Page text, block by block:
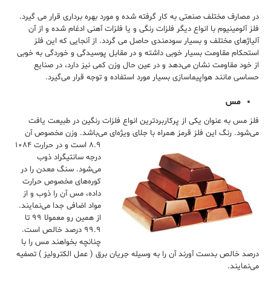
در مصارف مختلف صنعتی به کار گرفته شده و مورد بهره برداری قرار می گیرد.
فلز آلومینیوم با انواع دیگر فلزات رنگی و یا فلزات آهنی ادغام شده و از آن
آلیاژهای مختلف و بسیار سودمندی حاصل می گردد. از آنجایی که این فلز
استحکام مقاومت بسیار خوبی داشته و در مقابل پوسیدگی و خوردگی به خوبی
از خود مقاومت نشان می‌دهد و در عین حال وزن کمی نیز دارد، در صنایع
حساسی مانند هواپیماسازی بسیار مورد استفاده و توجه قرار می‌‌گیرد.
مس
فلز مس به عنوان یکی از پرکاربردترین انواع فلزات رنگین در طبیعت یافت
می‌شود. رنگ این فلز قرمز همراه با جلای ویژه‌ای می‌باشد. وزن مخصوص آن
۸.۹ است و در
حرارت ۱۰۸۴
درجه سانتیگراد ذوب
می‌شود. سنگ معدن را در
کوره‌های مخصوص حرارت
داده، مس آن را ذوب و از
مواد اضافی جدا می‌نمایند.
از همین رو معمولا ۹۹ تا
۹۹.۹ درصد خالص است.
چنانچه بخواهند مس را با
درصد خالص بدست آورند آن را به وسیله جریان برق ( عمل الکترولیز ) تصفیه
می‌نمایند.